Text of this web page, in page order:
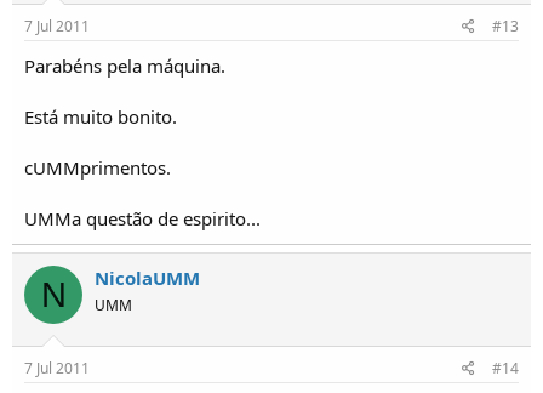
7 Jul 2011 #13
Parabéns pela máquina.
Está muito bonito.
cUMMprimentos.
UMMa questão de espirito...
N NicolaUMM
UMM
7 Jul 2011 #14